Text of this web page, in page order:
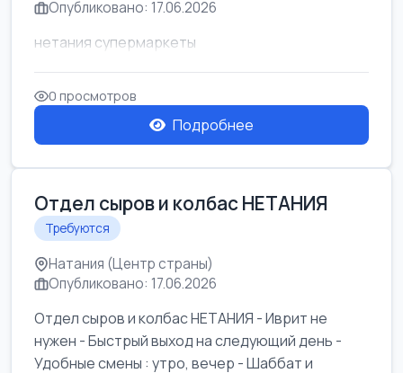
Опубликовано: 17.06.2026
нетания супермаркеты
0 просмотров
Подробнее
Отдел сыров и колбас НЕТАНИЯ
Требуются
Натания (Центр страны)
Опубликовано: 17.06.2026
Отдел сыров и колбас НЕТАНИЯ - Иврит не
нужен - Быстрый выход на следующий день -
Удобные смены : утро, вечер - Шаббат и